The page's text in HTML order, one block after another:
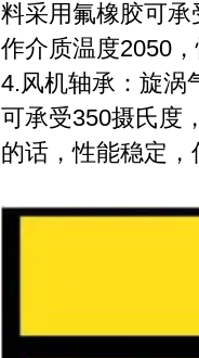
料采用氟橡胶可
作介质温度2050
4.风机轴承：旋涡
可承受350摄氏度
的话，性能稳定